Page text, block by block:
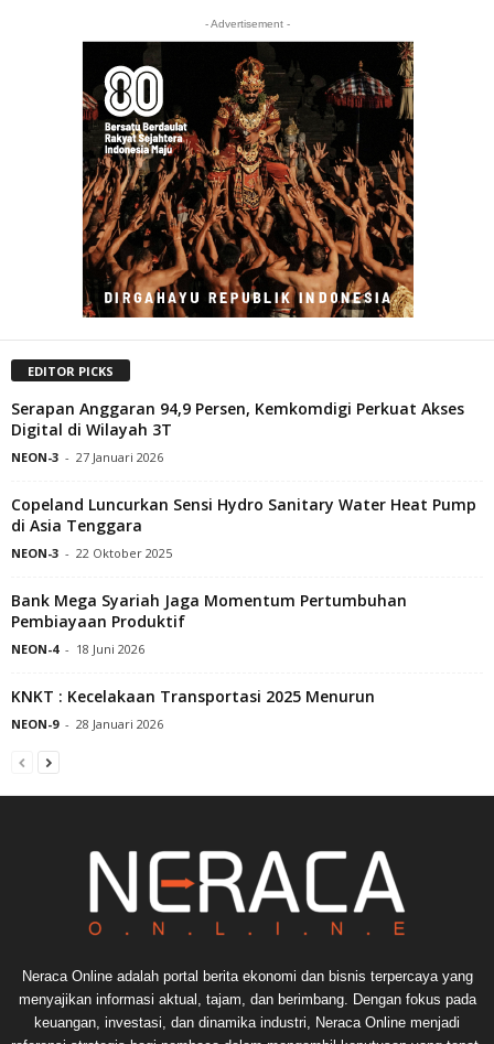
- Advertisement -
EDITOR PICKS
Serapan Anggaran 94,9 Persen, Kemkomdigi Perkuat Akses
Digital di Wilayah 3T
NEON-3 - 27 Januari 2026
Copeland Luncurkan Sensi Hydro Sanitary Water Heat Pump
di Asia Tenggara
NEON-3 - 22 Oktober 2025
Bank Mega Syariah Jaga Momentum Pertumbuhan
Pembiayaan Produktif
NEON-4 - 18 Juni 2026
KNKT : Kecelakaan Transportasi 2025 Menurun
NEON-9 - 28 Januari 2026
Neraca Online adalah portal berita ekonomi dan bisnis terpercaya yang
menyajikan informasi aktual, tajam, dan berimbang. Dengan fokus pada
keuangan, investasi, dan dinamika industri, Neraca Online menjadi